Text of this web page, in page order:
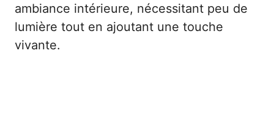
ambiance intérieure, nécessitant peu de
lumière tout en ajoutant une touche
vivante.